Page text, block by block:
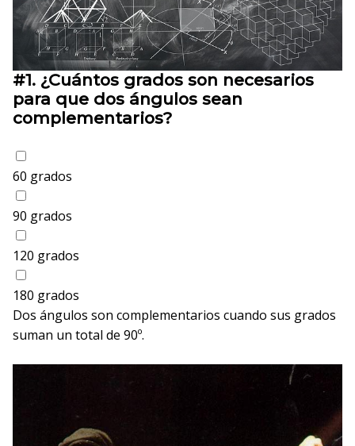
#1. ¿Cuántos grados son necesarios
para que dos ángulos sean
complementarios?
60 grados
90 grados
120 grados
180 grados
Dos ángulos son complementarios cuando sus grados
suman un total de 90º.